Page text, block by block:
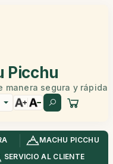
Picchu
manera segura y rápida
MACHU PICCHU
SERVICIO AL CLIENTE